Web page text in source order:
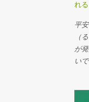
い
ト
て
を
長
か
れる
平
（
が
い
で